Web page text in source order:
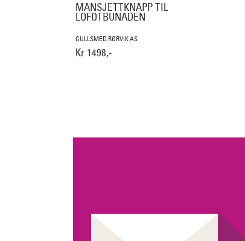
MANSJETTKNAPP TIL
LOFOTBUNADEN
GULLSMED RØRVIK AS
Kr 1498,-